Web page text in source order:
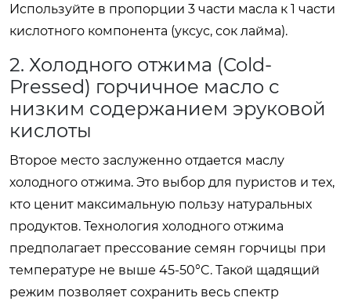
Используйте в пропорции 3 части масла к 1 части
кислотного компонента (уксус, сок лайма).
2. Холодного отжима (Cold-
Pressed) горчичное масло с
низким содержанием эруковой
кислоты
Второе место заслуженно отдается маслу
холодного отжима. Это выбор для пуристов и тех,
кто ценит максимальную пользу натуральных
продуктов. Технология холодного отжима
предполагает прессование семян горчицы при
температуре не выше 45-50°C. Такой щадящий
режим позволяет сохранить весь спектр